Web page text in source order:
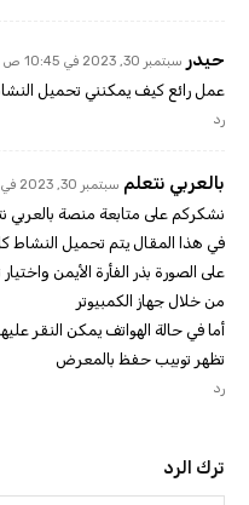
حيدر سبتمبر 30, 2023 في 10:45 ص
عمل رائع كيف يمكنني تحميل
رد
بالعربي نتعلم سبتمبر 30, 2023 في 1:37 م
نشكركم على متابعة منصة بالعربي
في هذا المقال يتم تحميل
على الصورة بذر الفأرة الأيمن
من خلال جهاز الكمبيوتر
أما في حالة الهواتف يمكن النقر
تظهر توبيب حفظ بالمعرض
رد
ترك الرد